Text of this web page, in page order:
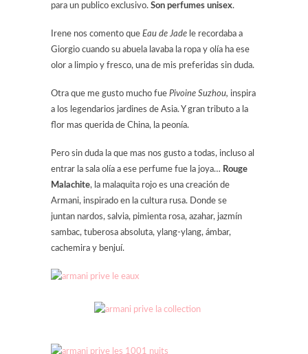
para un publico exclusivo. Son perfumes unisex.
Irene nos comento que Eau de Jade le recordaba a
Giorgio cuando su abuela lavaba la ropa y olía ha ese
olor a limpio y fresco, una de mis preferidas sin duda.
Otra que me gusto mucho fue Pivoine Suzhou, inspira
a los legendarios jardines de Asia. Y gran tributo a la
flor mas querida de China, la peonía.
Pero sin duda la que mas nos gusto a todas, incluso al
entrar la sala olía a ese perfume fue la joya… Rouge
Malachite, la malaquita rojo es una creación de
Armani, inspirado en la cultura rusa. Donde se
juntan nardos, salvia, pimienta rosa, azahar, jazmín
sambac, tuberosa absoluta, ylang-ylang, ámbar,
cachemira y benjuí.